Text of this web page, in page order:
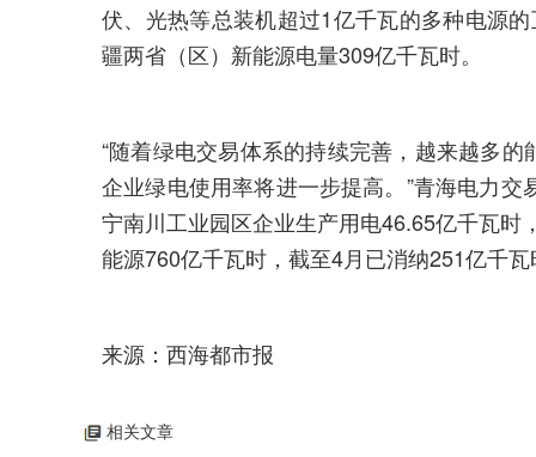
伏、光热等总装机超过1亿千瓦的多种电源
疆两省（区）新能源电量309亿千瓦时。
“随着绿电交易体系的持续完善，越来越多
企业绿电使用率将进一步提高。”青海电力
宁南川工业园区企业生产用电46.65亿千瓦
能源760亿千瓦时，截至4月已消纳251亿千
来源：西海都市报
相关文章